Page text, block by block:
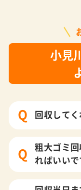
小見
Q 回収して
Q
粗大ゴミ
ればいいで